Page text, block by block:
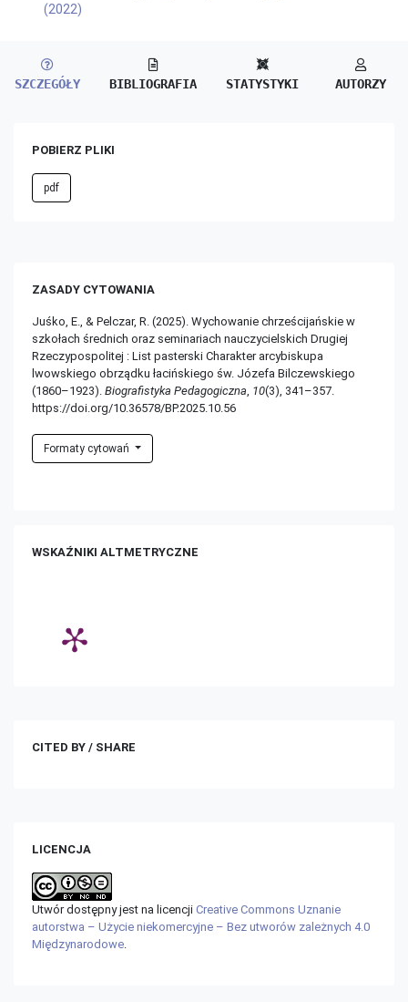
(2022)
SZCZEGÓŁY BIBLIOGRAFIA STATYSTYKI AUTORZY
POBIERZ PLIKI
pdf
ZASADY CYTOWANIA
Juśko, E., & Pelczar, R. (2025). Wychowanie chrześcijańskie w
szkołach średnich oraz seminariach nauczycielskich Drugiej
Rzeczypospolitej : List pasterski Charakter arcybiskupa
lwowskiego obrządku łacińskiego św. Józefa Bilczewskiego
(1860–1923). Biografistyka Pedagogiczna 10(3), 341–357.
https://doi.org/10.36578/BP.2025.10.56
Formaty cytowań
WSKAŹNIKI ALTMETRYCZNE
CITED BY / SHARE
LICENCJA
Utwór dostępny jest na licencji Creative Commons Uznanie
autorstwa – Użycie niekomercyjne – Bez utworów zależnych 4.0
Międzynarodowe